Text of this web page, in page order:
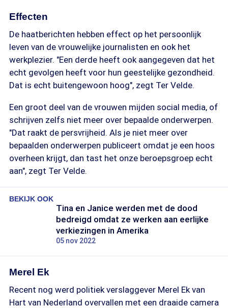
Effecten
De haatberichten hebben effect op het persoonlijk
leven van de vrouwelijke journalisten en ook het
werkplezier. "Een derde heeft ook aangegeven dat het
echt gevolgen heeft voor hun geestelijke gezondheid.
Dat is echt buitengewoon hoog", zegt Ter Velde.
Een groot deel van de vrouwen mijden social media, of
schrijven zelfs niet meer over bepaalde onderwerpen.
"Dat raakt de persvrijheid. Als je niet meer over
bepaalden onderwerpen publiceert omdat je een hoos
overheen krijgt, dan tast het onze beroepsgroep echt
aan", zegt Ter Velde.
BEKIJK OOK
Tina en Janice werden met de dood
bedreigd omdat ze werken aan eerlijke
verkiezingen in Amerika
05 nov 2022
Merel Ek
Recent nog werd politiek verslaggever Merel Ek van
Hart van Nederland overvallen met een draaide camera